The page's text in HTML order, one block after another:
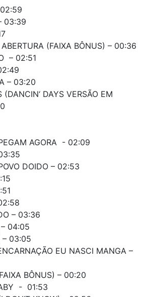
03:39
(FAIXA BÔNUS) – 00:36
– 02:51
– 03:20
DAYS VERSÃO EM
AGORA - 02:09
DOIDO – 02:53
– 03:36
– 04:05
– 03:05
EU NASCI MANGA –
BÔNUS) – 00:20
- 01:53